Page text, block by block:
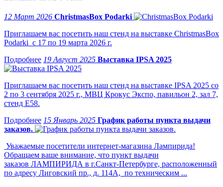
12 Март 2026 ChristmasBox Podarki
Приглашаем вас посетить наш стенд на выставке ChristmasBox
Podarki с 17 по 19 марта 2026 г.
19 Август 2025 Выставка IPSA 2025
Приглашаем вас посетить наш стенд на выставке IPSA 2025 со
2 по 3 сентября 2025 г., МВЦ Крокус Экспо, павильон 2, зал 7,
стенд Е58.
15 Январь 2025 График работы пункта выдачи
заказов.
Уважаемые посетители интернет-магазина Лампирида!
Обращаем ваше внимание, что пункт выдачи
заказов ЛАМПИРИДА в г.Санкт-Петербурге, расположенный
по адресу Лиговский пр., д. 114А, по техническим ...